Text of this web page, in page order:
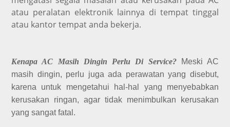
atau peralatan elektronik lainnya di tempat tinggal
atau kantor tempat anda bekerja.
Kenapa AC Masih Dingin Perlu Di Service?
Meski AC
masih dingin, perlu juga ada perawatan yang disebut,
karena untuk mengetahui hal-hal yang menyebabkan
kerusakan ringan, agar tidak menimbulkan kerusakan
yang sangat fatal.